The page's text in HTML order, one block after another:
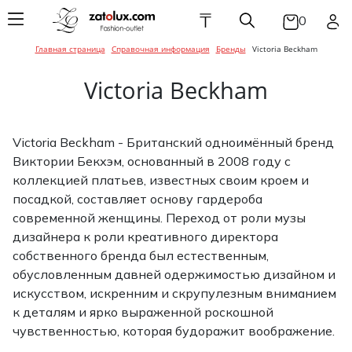
₸ 0
Верхняя
Джинсы
Комбинезоны
Жакеты /
Платья /
Пляжная
Белье
Женская обувь
Ботильоны
Ботинки
Кроссовки /
Кеды
Шлепанцы
Сапоги
Аксессуары для
женщин
Ремни / Пояса
Сумка / Чехлы /
Портмоне
Украшения
Верхняя
Джинсы
Пиджаки /
Пляжная
Белье
Рубашки
Спортивная
Мужская обувь
Кроссовки /
Мокасины /
Эспадрильи
Сандалии /
Туфли
Аксессуары для
мужчин
Головные
Ремни / Пояса
Сумки / Чехлы /
Портмоне
Украшения
Шарфы /
Верхняя
Джинсы
Боди / Наборы /
Конверты
Пиджаки /
Платья /
Пляжная
Белье
Детская обувь
Кроссовки /
Кеды
Сандалии /
Шлепанцы
Сапоги
Туфли
Аксессуары для
детей
Головные
Перчатки /
Сумки / Чехлы
Украшения
Шарфы /
Главная страница Справочная информация Бренды Victoria Beckham
Victoria Beckham
Victoria Beckham - Британский одноимённый бренд
Виктории Бекхэм, основанный в 2008 году с
коллекцией платьев, известных своим кроем и
посадкой, составляет основу гардероба
современной женщины. Переход от роли музы
дизайнера к роли креативного директора
собственного бренда был естественным,
обусловленным давней одержимостью дизайном и
искусством, искренним и скрупулезным вниманием
к деталям и ярко выраженной роскошной
чувственностью, которая будоражит воображение.